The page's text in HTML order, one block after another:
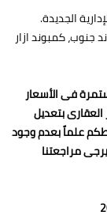
الجديدة.
كمبوند ازار
فى الأسعار
بتعديل
علماً بعدم وجود
مراجعتنا